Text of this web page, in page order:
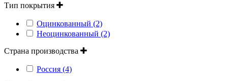
Тип покрытия
Оцинкованный (2)
Неоцинкованный (2)
Страна производства
Россия (4)